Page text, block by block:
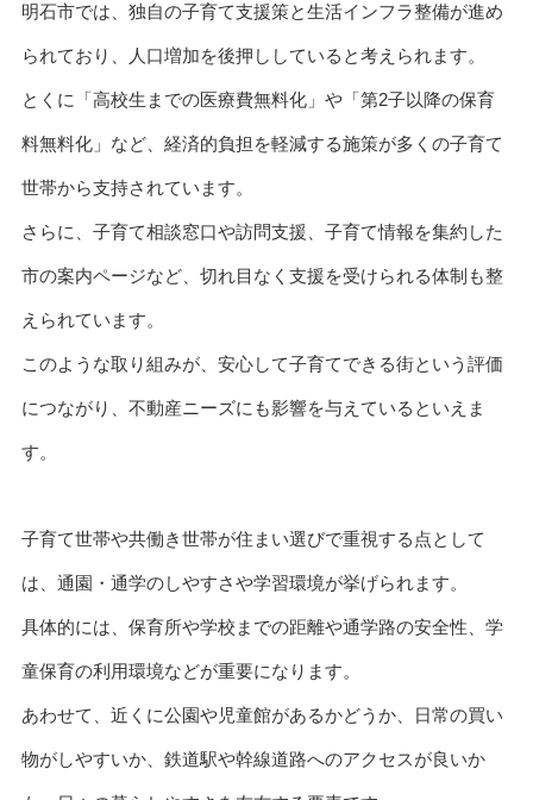
明石市では、独自の子育て支援策と生活インフラ整備が進め
られており、人口増加を後押ししていると考えられます。
とくに「高校生までの医療費無料化」や「第2子以降の保育
料無料化」など、経済的負担を軽減する施策が多くの子育て
世帯から支持されています。
さらに、子育て相談窓口や訪問支援、子育て情報を集約した
市の案内ページなど、切れ目なく支援を受けられる体制も整
えられています。
このような取り組みが、安心して子育てできる街という評価
につながり、不動産ニーズにも影響を与えているといえま
す。
子育て世帯や共働き世帯が住まい選びで重視する点として
は、通園・通学のしやすさや学習環境が挙げられます。
具体的には、保育所や学校までの距離や通学路の安全性、学
童保育の利用環境などが重要になります。
あわせて、近くに公園や児童館があるかどうか、日常の買い
物がしやすいか、鉄道駅や幹線道路へのアクセスが良いか